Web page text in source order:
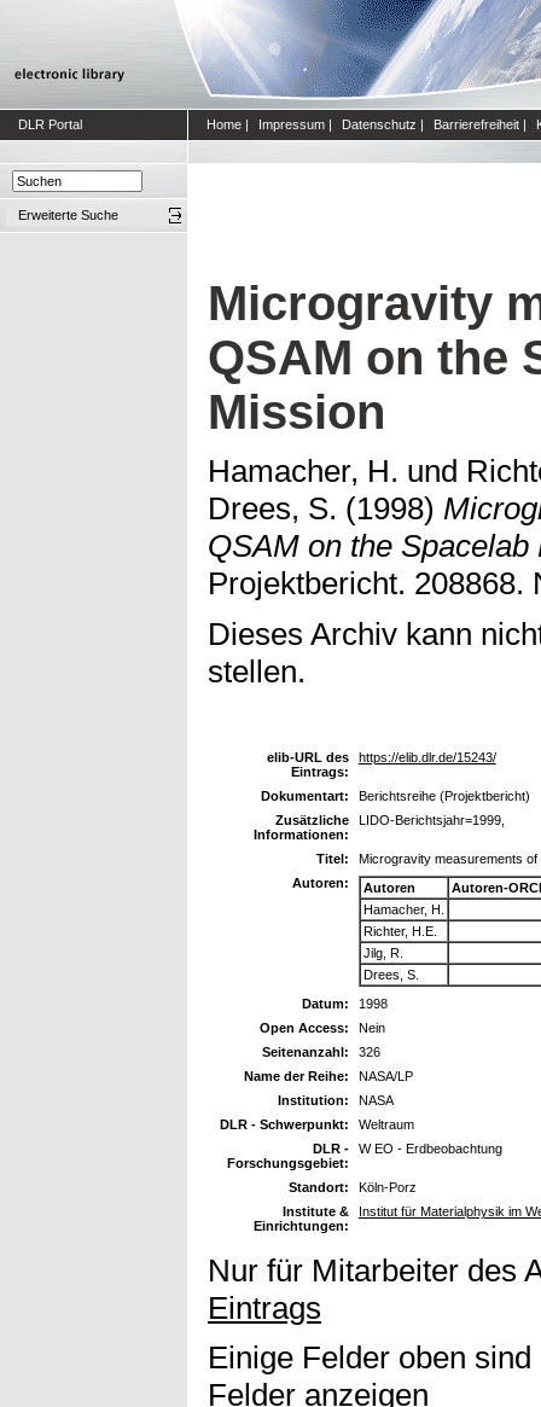
DLR Portal Home | Impressum | Datenschutz | Barrierefreiheit |
Erweiterte Suche
Microgravity
QSAM on the
Mission
Hamacher, H. und
Drees, S. (1998)
QSAM on the
Projektbericht. 208868.
Dieses Archiv kann
stellen.
elib-URL des
Eintrags:
https://elib.dlr.de/15243/
Dokumentart:
Berichtsreihe (Projektbericht)
Zusätzliche
Informationen:
LIDO-Berichtsjahr=1999,
Titel:
Microgravity measurements
Autoren:
Autoren
Autoren-
Hamacher, H.
Richter, H.E.
Jilg, R.
Drees, S.
Datum:
1998
Open Access:
Nein
Seitenanzahl:
326
Name der Reihe:
NASA/LP
Institution:
NASA
DLR - Schwerpunkt:
Weltraum
DLR -
Forschungsgebiet:
W EO - Erdbeobachtung
Standort:
Köln-Porz
Institute &
Einrichtungen:
Institut für Materialphysik im
Nur für Mitarbeiter des
Eintrags
Einige Felder oben
Felder anzeigen